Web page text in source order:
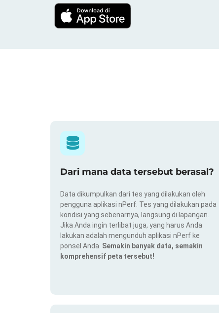
Dari mana data tersebut berasal?
Data dikumpulkan dari tes yang dilakukan oleh
pengguna aplikasi nPerf. Tes yang dilakukan pada
kondisi yang sebenarnya, langsung di lapangan.
Jika Anda ingin terlibat juga, yang harus Anda
lakukan adalah mengunduh aplikasi nPerf ke
ponsel Anda. Semakin banyak data, semakin
komprehensif peta tersebut!